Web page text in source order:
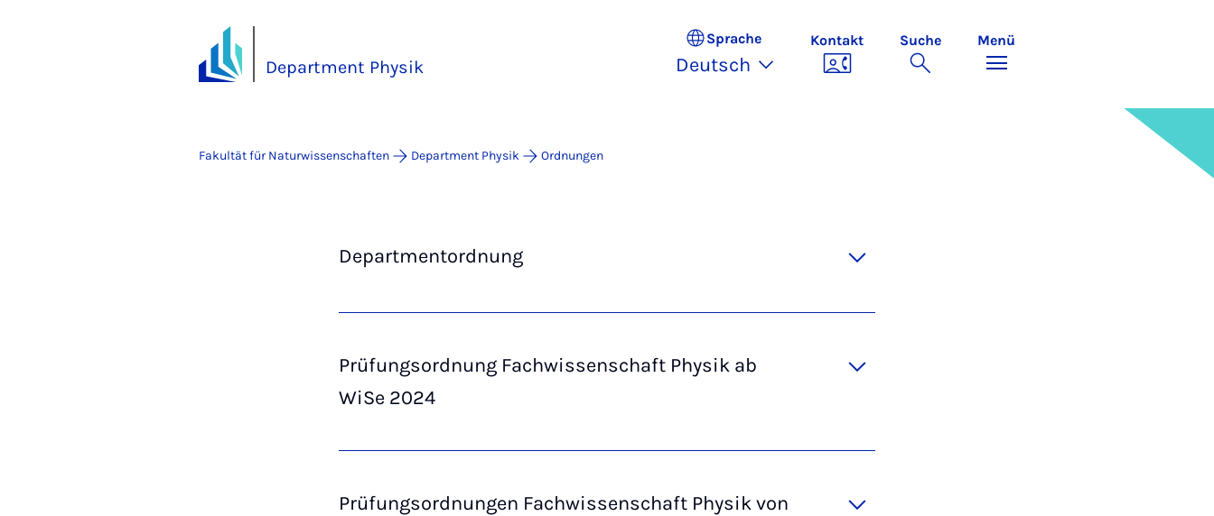
Department Physik
Sprache
Deutsch
Kontakt Suche Menü
Fakultät für Naturwissenschaften Department Physik Ordnungen
Departmentordnung
Prüfungsordnung Fachwissenschaft Physik ab
WiSe 2024
Prüfungsordnungen Fachwissenschaft Physik von